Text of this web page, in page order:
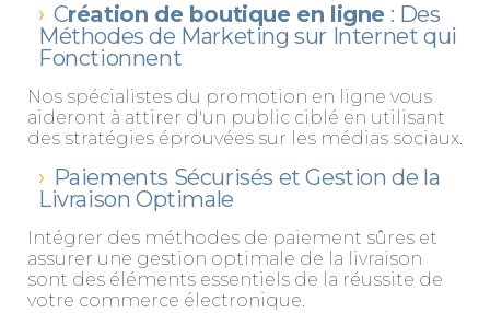
Création de boutique en ligne : Des
Méthodes de Marketing sur Internet qui
Fonctionnent
Nos spécialistes du promotion en ligne vous
aideront à attirer d'un public ciblé en utilisant
des stratégies éprouvées sur les médias sociaux.
Paiements Sécurisés et Gestion de la
Livraison Optimale
Intégrer des méthodes de paiement sûres et
assurer une gestion optimale de la livraison
sont des éléments essentiels de la réussite de
votre commerce électronique.